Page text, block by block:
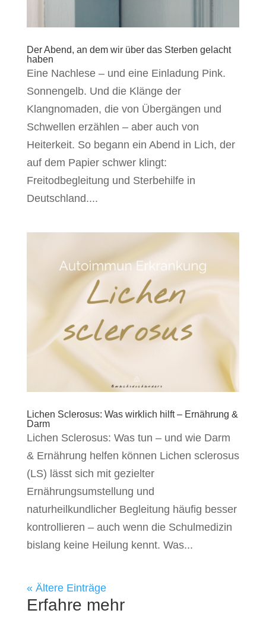
Der Abend, an dem wir über das Sterben gelacht
haben
Eine Nachlese – und eine Einladung Pink.
Sonnengelb. Und die Klänge der
Klangnomaden, die von Übergängen und
Schwellen erzählen – aber auch von
Heiterkeit. So begann ein Abend in Lich, der
auf dem Papier schwer klingt:
Freitodbegleitung und Sterbehilfe in
Deutschland....
Lichen Sclerosus: Was wirklich hilft – Ernährung &
Darm
Lichen Sclerosus: Was tun – und wie Darm
& Ernährung helfen können Lichen sclerosus
(LS) lässt sich mit gezielter
Ernährungsumstellung und
naturheilkundlicher Begleitung häufig besser
kontrollieren – auch wenn die Schulmedizin
bislang keine Heilung kennt. Was...
« Ältere Einträge
Erfahre mehr